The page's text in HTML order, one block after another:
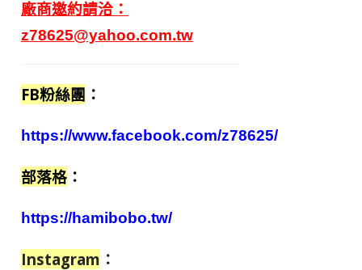
廠商邀約請洽：
z78625@yahoo.com.tw
FB粉絲團 ：
https://www.facebook.com/z78625/
部落格 ：
https://hamibobo.tw/
Instagram ：